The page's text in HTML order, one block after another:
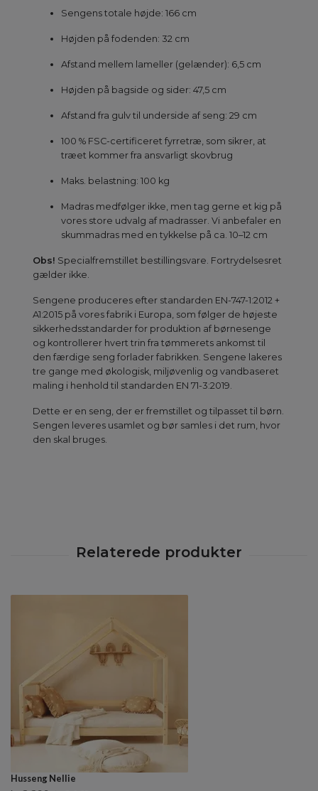
Sengens totale højde: 166 cm
Højden på fodenden: 32 cm
Afstand mellem lameller (gelænder): 6,5 cm
Højden på bagside og sider: 47,5 cm
Afstand fra gulv til underside af seng: 29 cm
100 % FSC-certificeret fyrretræ, som sikrer, at
træet kommer fra ansvarligt skovbrug
Maks. belastning: 100 kg
Madras medfølger ikke, men tag gerne et kig på
vores store udvalg af madrasser. Vi anbefaler en
skummadras med en tykkelse på ca. 10–12 cm
Obs! Specialfremstillet bestillingsvare. Fortrydelsesret
gælder ikke.
Sengene produceres efter standarden EN-747-1:2012 +
A1:2015 på vores fabrik i Europa, som følger de højeste
sikkerhedsstandarder for produktion af børnesenge
og kontrollerer hvert trin fra tømmerets ankomst til
den færdige seng forlader fabrikken. Sengene lakeres
tre gange med økologisk, miljøvenlig og vandbaseret
maling i henhold til standarden EN 71-3:2019.
Dette er en seng, der er fremstillet og tilpasset til børn.
Sengen leveres usamlet og bør samles i det rum, hvor
den skal bruges.
Husseng Nellie